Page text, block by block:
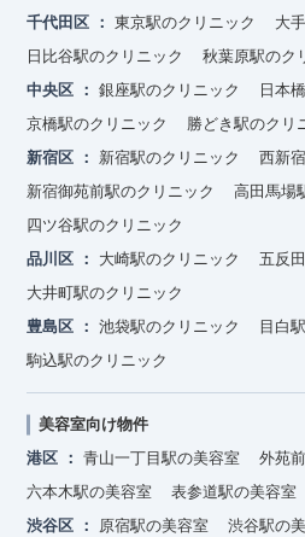
千代田区
東京駅のクリニック
大
日比谷駅のクリニック
秋葉原駅のク
中央区
銀座駅のクリニック
日本
京橋駅のクリニック
勝どき駅のクリ
新宿区
新宿駅のクリニック
西新
新宿御苑前駅のクリニック
高田馬場
四ツ谷駅のクリニック
品川区
大崎駅のクリニック
五反
大井町駅のクリニック
豊島区
池袋駅のクリニック
目白
駒込駅のクリニック
美容室向け物件
港区
青山一丁目駅の美容室
外苑
六本木駅の美容室
表参道駅の美容室
渋谷区
原宿駅の美容室 渋谷駅の